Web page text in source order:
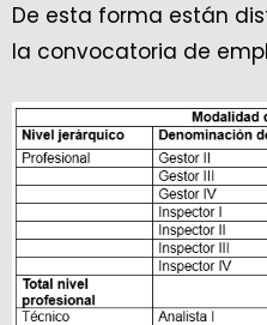
De esta forma están
la convocatoria de